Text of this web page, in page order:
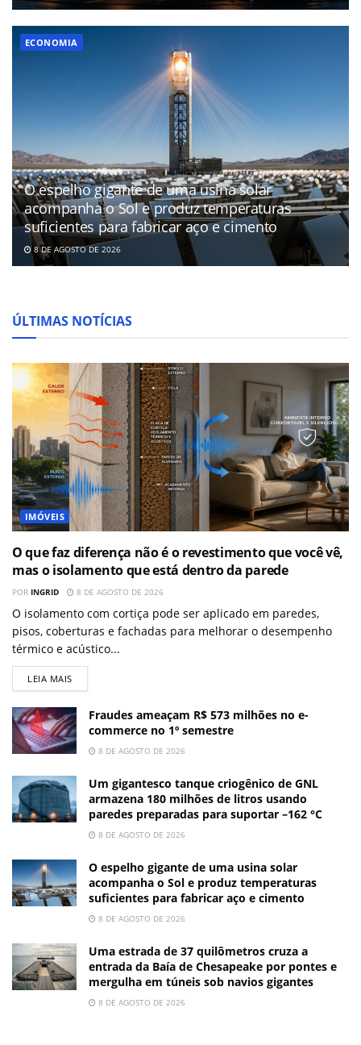
ECONOMIA
O espelho gigante de uma usina solar
acompanha o Sol e produz temperaturas
suficientes para fabricar aço e cimento
8 DE AGOSTO DE 2026
ÚLTIMAS NOTÍCIAS
IMÓVEIS
O que faz diferença não é o revestimento que você vê,
mas o isolamento que está dentro da parede
POR INGRID 8 DE AGOSTO DE 2026
O isolamento com cortiça pode ser aplicado em paredes,
pisos, coberturas e fachadas para melhorar o desempenho
térmico e acústico...
LEIA MAIS
Fraudes ameaçam R$ 573 milhões no e-
commerce no 1º semestre
8 DE AGOSTO DE 2026
Um gigantesco tanque criogênico de GNL
armazena 180 milhões de litros usando
paredes preparadas para suportar –162 °C
8 DE AGOSTO DE 2026
O espelho gigante de uma usina solar
acompanha o Sol e produz temperaturas
suficientes para fabricar aço e cimento
8 DE AGOSTO DE 2026
Uma estrada de 37 quilômetros cruza a
entrada da Baía de Chesapeake por pontes e
mergulha em túneis sob navios gigantes
8 DE AGOSTO DE 2026